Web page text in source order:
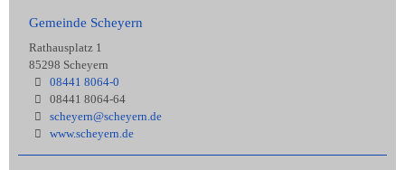
Gemeinde Scheyern
Rathausplatz 1
85298 Scheyern
08441 8064-0
08441 8064-64
scheyern@scheyern.de
www.scheyern.de